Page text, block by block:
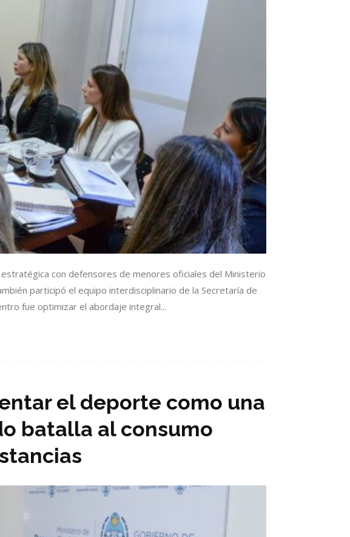
con defensores de menores oficiales del Ministerio
participó el equipo interdisciplinario de la Secretaría de
fue optimizar el abordaje integral...
el deporte como una
batalla al consumo